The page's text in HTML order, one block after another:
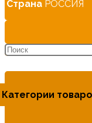
Страна РОССИЯ
Категории